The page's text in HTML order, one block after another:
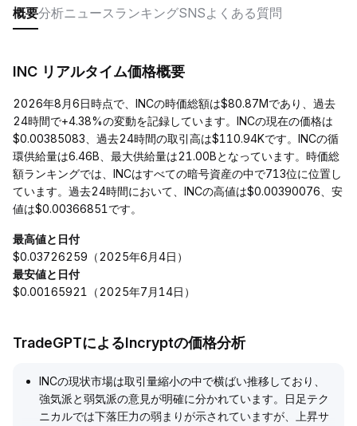
概要分析ニュース ランキングSNSよくある質問
INC リアルタイム価格概要
2026年8月6日時点で、INCの時価総額は$80.87Mであり、過去
24時間で+4.38%の変動を記録しています。INCの現在の価格は
$0.00385083、過去24時間の取引高は$110.94Kです。INCの循
環供給量は6.46B、最大供給量は21.00Bとなっています。時価総
額ランキングでは、INCはすべての暗号資産の中で713位に位置し
ています。過去24時間において、INCの高値は$0.00390076、安
値は$0.00366851です。
最高値と日付
$0.03726259（2025年6月4日）
最安値と日付
$0.00165921（2025年7月14日）
TradeGPTによるIncryptの価格分析
INCの現状市場は取引量縮小の中で横ばい推移しており、
強気派と弱気派の意見が明確に分かれています。日足テク
ニカルでは下落圧力の弱まりが示されていますが、上昇サ